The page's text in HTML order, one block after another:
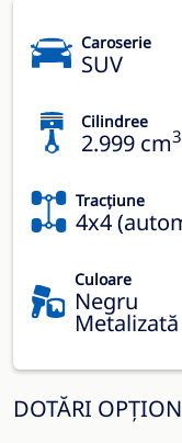
Caroserie
SUV
Cilindree
2.999 cm3
Tracțiune
4x4
Culoare
Negru
Metalizată
DOTĂRI